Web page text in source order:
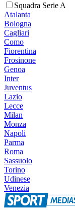
Squadra Serie A
Atalanta
Bologna
Cagliari
Como
Fiorentina
Frosinone
Genoa
Inter
Juventus
Lazio
Lecce
Milan
Monza
Napoli
Parma
Roma
Sassuolo
Torino
Udinese
Venezia